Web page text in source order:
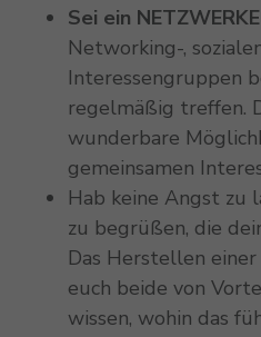
Sei ein
Networking-,
Interessengruppen
regelmäßig treffen.
wunderbare
gemeinsamen
Hab keine Angst zu
zu begrüßen, die
Das Herstellen
euch beide von
wissen, wohin das